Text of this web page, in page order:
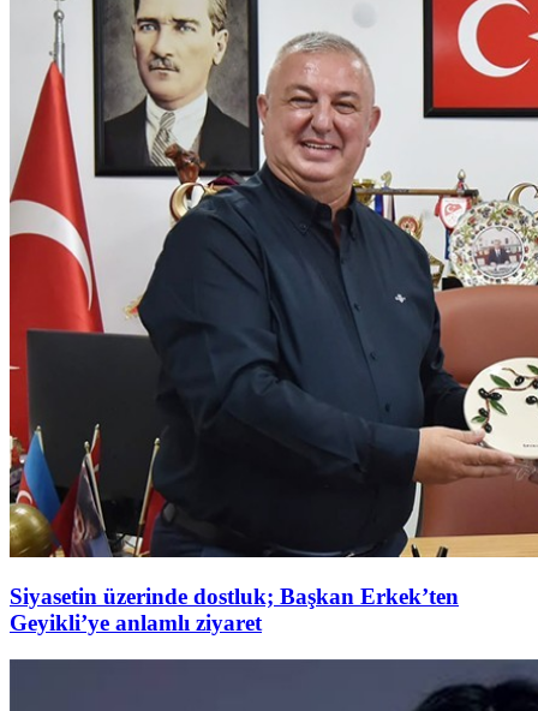
Siyasetin üzerinde dostluk; Başkan Erkek’ten
Geyikli’ye anlamlı ziyaret